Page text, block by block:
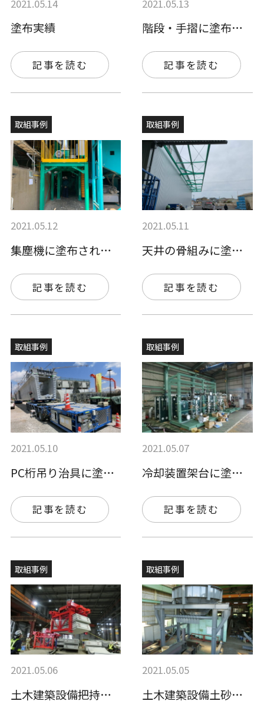
2021.05.14
塗布実績
記事を読む
2021.05.13
階段・手摺に塗布されました。
記事を読む
取組事例
2021.05.12
集塵機に塗布されました。
記事を読む
取組事例
2021.05.11
天井の骨組みに塗布されました。
記事を読む
取組事例
2021.05.10
PC桁吊り治具に塗布されました。
記事を読む
取組事例
2021.05.07
冷却装置架台に塗布されました。
記事を読む
取組事例
2021.05.06
土木建築設備把持（はじ）設備に塗布されま…
取組事例
2021.05.05
土木建築設備土砂ホッパーに塗布されました…